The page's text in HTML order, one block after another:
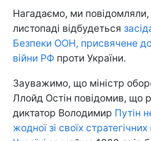
Нагадаємо, ми
листопаді відбудеться
Безпеки ООН, присвячене
війни РФ проти України.
Зауважимо, що міністр
Ллойд Остін повідомив, що
диктатор Володимир Путін
жодної зі своїх стратегічних